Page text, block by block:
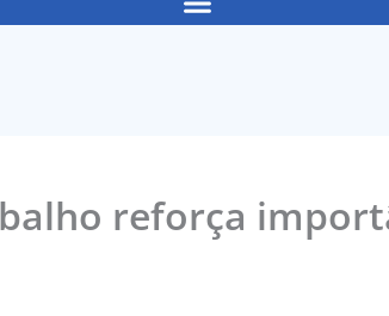
reforça